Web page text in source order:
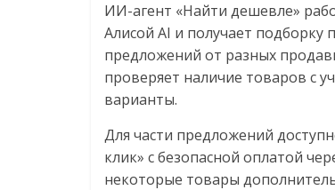
ИИ-агент «Найти дешевле»
Алисой AI и получает
предложений от разных
проверяет наличие товаров с
варианты.
Для части предложений
клик» с безопасной оплатой
некоторые товары